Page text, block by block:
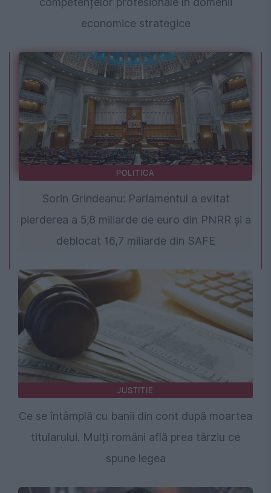
economice strategice
POLITICA
Sorin Grindeanu: Parlamentul a evitat
pierderea a 5,8 miliarde de euro din PNRR și a
deblocat 16,7 miliarde din SAFE
JUSTITIE
Ce se întâmplă cu banii din cont după moartea
titularului. Mulți români află prea târziu ce
spune legea